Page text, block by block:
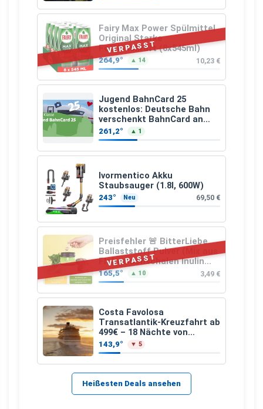
VERPASST
Fairy Max Power Spülmittel
Original Starke
Fettlösekraft (8x545ml)
264,9° ▲ 14 10,23 €
Jugend BahnCard 25
kostenlos: Deutsche Bahn
verschenkt BahnCard an
Kinder und Jugendliche
261,2° ▲ 1
Ivormentico Akku
Staubsauger (1.8l, 600W)
243° Neu 69,50 €
VERPASST
Preisfehler 🚨 BitterLiebe
Ballaststoff Pulver (Mix aus
Flohsamenschalen Inulin
(Präbiotika) Leinsamen &
Apfelfaser)
165,5° ▲ 10 3,49 €
Costa Favolosa
Transatlantik-Kreuzfahrt ab
499€ – 18 Nächte von
Hamburg nach Guadeloupe
143,9° ▼ 5
Heißesten Deals ansehen